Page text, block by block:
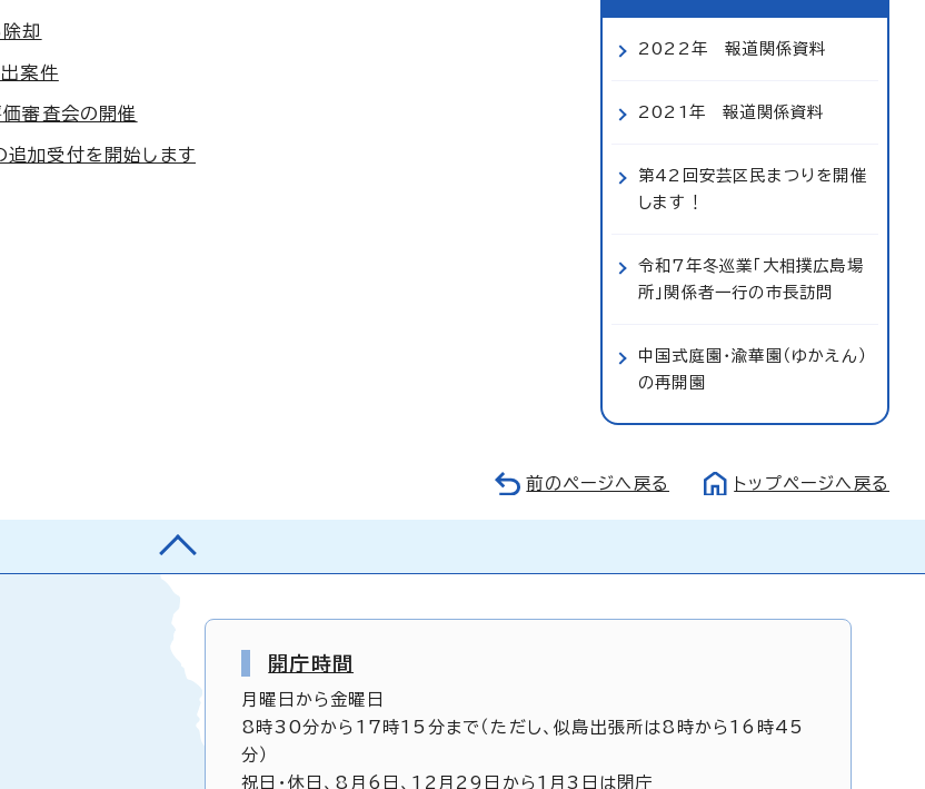
却
案件
審査会の開催
加受付を開始します
2022年 報道関係資料
2021年 報道関係資料
第42回安芸区民まつりを開催
します！
令和7年冬巡業「大相撲広島場
所」関係者一行の市長訪問
中国式庭園・渝華園（ゆかえん）
の再開園
前のページへ戻る トップページへ戻る
開庁時間
月曜日から金曜日
8時30分から17時15分まで（ただし、似島出張所は8時から16時45
分）
祝日・休日、8月6日、12月29日から1月3日は閉庁